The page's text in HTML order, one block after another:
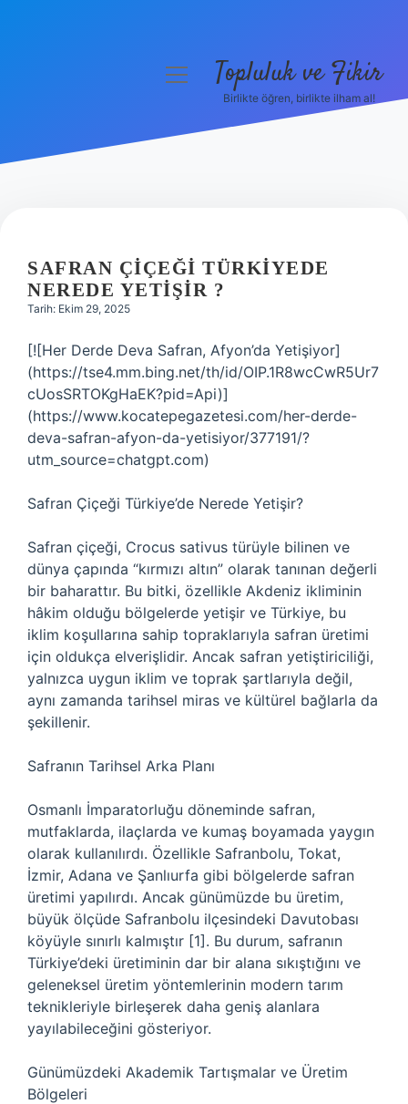
Hakkımızda
menüyüTopluluk ve Fikir
Birlikte öğren, birlikte ilham al!
SAFRAN ÇIÇEĞI TÜRKIYEDE
NEREDE YETIŞIR ?
Tarih: Ekim 29, 2025
[![Her Derde Deva Safran, Afyon’da Yetişiyor]
(https://tse4.mm.bing.net/th/id/OIP.1R8wcCwR5Ur7
cUosSRTOKgHaEK?pid=Api)]
(https://www.kocatepegazetesi.com/her-derde-
deva-safran-afyon-da-yetisiyor/377191/?
utm_source=chatgpt.com)
Safran Çiçeği Türkiye’de Nerede Yetişir?
Safran çiçeği, Crocus sativus türüyle bilinen ve
dünya çapında “kırmızı altın” olarak tanınan değerli
bir baharattır. Bu bitki, özellikle Akdeniz ikliminin
hâkim olduğu bölgelerde yetişir ve Türkiye, bu
iklim koşullarına sahip topraklarıyla safran üretimi
için oldukça elverişlidir. Ancak safran yetiştiriciliği,
yalnızca uygun iklim ve toprak şartlarıyla değil,
aynı zamanda tarihsel miras ve kültürel bağlarla da
şekillenir.
Safranın Tarihsel Arka Planı
Osmanlı İmparatorluğu döneminde safran,
mutfaklarda, ilaçlarda ve kumaş boyamada yaygın
olarak kullanılırdı. Özellikle Safranbolu, Tokat,
İzmir, Adana ve Şanlıurfa gibi bölgelerde safran
üretimi yapılırdı. Ancak günümüzde bu üretim,
büyük ölçüde Safranbolu ilçesindeki Davutobası
köyüyle sınırlı kalmıştır [1]. Bu durum, safranın
Türkiye’deki üretiminin dar bir alana sıkıştığını ve
geleneksel üretim yöntemlerinin modern tarım
teknikleriyle birleşerek daha geniş alanlara
yayılabileceğini gösteriyor.
Günümüzdeki Akademik Tartışmalar ve Üretim
Bölgeleri